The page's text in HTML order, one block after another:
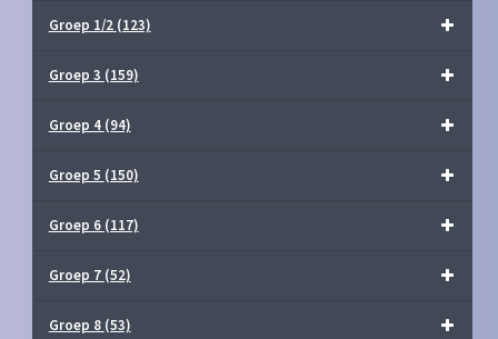
Groep 1/2 (123)
Groep 3 (159)
Groep 4 (94)
Groep 5 (150)
Groep 6 (117)
Groep 7 (52)
Groep 8 (53)